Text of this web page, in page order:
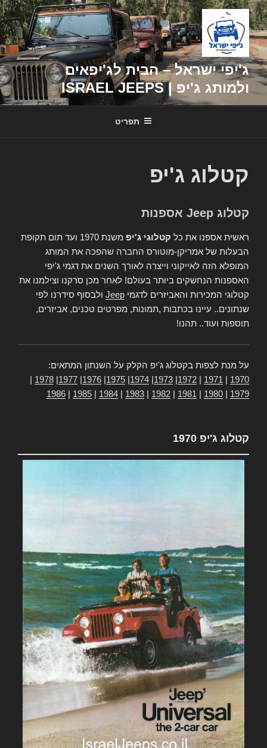
דילוג
לתוכן
ג'יפי ישראל – הבית לג'יפאים
ולמותג ג'יפ | ISRAEL JEEPS
תפריט
קטלוג ג'יפ
קטלוג Jeep אספנות
ראשית אספנו את כל קטלוגי ג'יפ
משנת 1970 ועד תום תקופת
הבעלות של אמריקן-מוטורס החברה שהפכה את המותג
המופלא הזה לאייקוני וייצרה לאורך השנים את דגמי ג'יפי
האספנות הנחשקים ביותר בעולם! לאחר מכן סרקנו וצילמנו את
קטלוגי המכירות והאביזרים לדגמי Jeep ולבסוף סידרנו לפי
שנתונים.. עיינו בכתבות ,תמונות, מפרטים טכנים, אביזרים,
תוספות ועוד.. תהנו!
על מנת לצפות בקטלוג ג'יפ הקלק על השנתון המתאים:
1970
1971
1972
1973
1974
1975
1976
1977
1978
1979
1980
1981
1982
1983
1984
1985
1986
קטלוג ג'יפ 1970